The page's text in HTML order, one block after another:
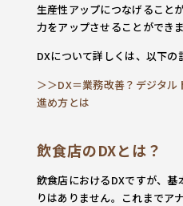
生産性アップにつなげること
力をアップさせることができま
DXについて詳しくは、以下の
＞＞DX＝業務改善？デジタ
進め方とは
飲食店のDXとは？
飲食店におけるDXですが、
りはありません。これまでア